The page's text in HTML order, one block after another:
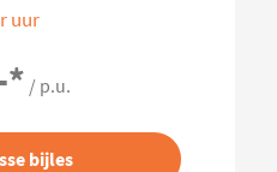
uur
* / p.u.
bijles